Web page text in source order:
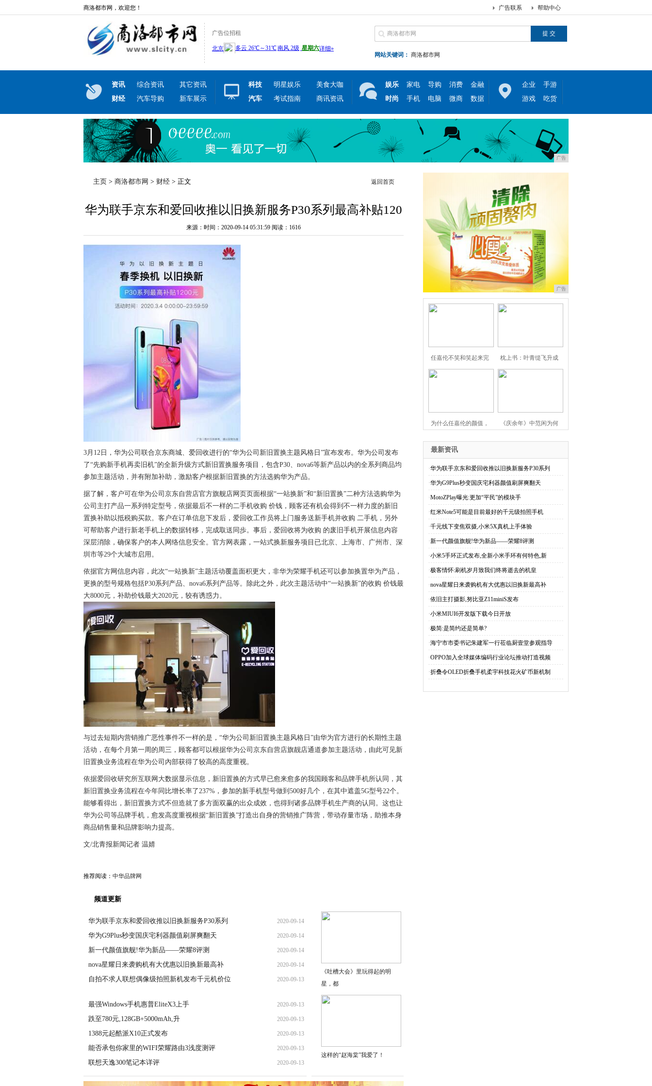
商洛都市网，欢迎您！ 帮助中心
广告联系
广告位招租
网站关键词： 商洛都市网
资讯 综合资讯
其它资讯
财经
汽车导购 新车展示
科技 明星娱乐
美食大咖
汽车
考试指南 商讯资讯
娱乐 家电 导购 消费
金融
时尚
手机 电脑 微商 数据
企业
手游
游戏
吃货
广告
主页 > 商洛都市网 > 财经 > 正文 返回首页
华为联手京东和爱回收推以旧换新服务P30系列最高补贴120
来源：时间：2020-09-14 05:31:59 阅读：1616
3月12日，华为公司联合京东商城、爱回收进行的“华为公司新旧置换主题风格日”宣布发布。华为公司发布
了“先购新手机再卖旧机”的全新升级方式新旧置换服务项目，包含P30、nova6等新产品以内的全系列商品均
参加主题活动，并有附加补助，激励客户根据新旧置换的方法选购华为产品。
据了解，客户可在华为公司京东自营店官方旗舰店网页页面根据“一站换新”和“新旧置换”二种方法选购华为
公司主打产品一系列特定型号，依据最后不一样的二手机收购 价钱，顾客还有机会得到不一样力度的新旧
置换补助以抵税购买款。客户在订单信息下发后，爱回收工作员将上门服务送新手机并收购 二手机，另外
可帮助客户进行新老手机上的数据转移，完成取送同歩。事后，爱回收将为收购 的废旧手机开展信息内容
深层消除，确保客户的本人网络信息安全。官方网表露，一站式换新服务项目已北京、上海市、广州市、深
圳市等29个大城市启用。
依据官方网信息内容，此次“一站换新”主题活动覆盖面积更大，非华为荣耀手机还可以参加换置华为产品，
更换的型号规格包括P30系列产品、nova6系列产品等。除此之外，此次主题活动中“一站换新”的收购 价钱最
大8000元，补助价钱最大2020元，较有诱惑力。
与过去短期内营销推广恶性事件不一样的是，“华为公司新旧置换主题风格日”由华为官方进行的长期性主题
活动，在每个月第一周的周三，顾客都可以根据华为公司京东自营店旗靓店通道参加主题活动，由此可见新
旧置换业务流程在华为公司內部获得了较高的高度重视。
依据爱回收研究所互联网大数据显示信息，新旧置换的方式早已愈来愈多的我国顾客和品牌手机所认同，其
新旧置换业务流程在今年同比增长率了237%，参加的新手机型号做到500好几个，在其中遮盖5G型号22个。
能够看得出，新旧置换方式不但造就了多方面双赢的出众成效，也得到诸多品牌手机生产商的认同。这也让
华为公司等品牌手机，愈发高度重视根据“新旧置换”打造出自身的营销推广阵营，带动存量市场，助推本身
商品销售量和品牌影响力提高。
文/北青报新闻记者 温婧
推荐阅读： 中华品牌网
频道更新
华为联手京东和爱回收推以旧换新服务P30系列 2020-09-14
华为G9Plus秒变国庆宅利器颜值刷屏爽翻天 2020-09-14
新一代颜值旗舰!华为新品——荣耀8评测 2020-09-14
nova星耀日来袭购机有大优惠以旧换新最高补 2020-09-14
自拍不求人联想偶像级拍照新机发布千元机价位 2020-09-13
最强Windows手机惠普EliteX3上手 2020-09-13
跌至780元,128GB+5000mAh,升 2020-09-13
1388元起酷派X10正式发布 2020-09-13
能否承包你家里的WIFI荣耀路由3浅度测评 2020-09-13
联想天逸300笔记本详评 2020-09-13
《吐槽大会》里玩得起的明
星，都
这样的“赵海棠”我爱了！
广告
任嘉伦不笑和笑起来完 枕上书：叶青缇飞升成
为什么任嘉伦的颜值， 《庆余年》中范闲为何
最新资讯
·华为联手京东和爱回收推以旧换新服务P30系列
·华为G9Plus秒变国庆宅利器颜值刷屏爽翻天
·MotoZPlay曝光:更加“平民”的模块手
·红米Note5可能是目前最好的千元级拍照手机
·千元线下变焦双摄,小米5X真机上手体验
·新一代颜值旗舰!华为新品——荣耀8评测
·小米5手环正式发布,全新小米手环有何特色,新
·极客情怀:刷机岁月致我们终将逝去的机皇
·nova星耀日来袭购机有大优惠以旧换新最高补
·依旧主打摄影,努比亚Z11miniS发布
·小米MIUI6开发版下载今日开放
·极简:是简约还是简单?
·海宁市市委书记朱建军一行莅临厨壹堂参观指导
·OPPO加入全球媒体编码行业论坛推动打造视频
·折叠令OLED折叠手机柔宇科技花火矿币新机制